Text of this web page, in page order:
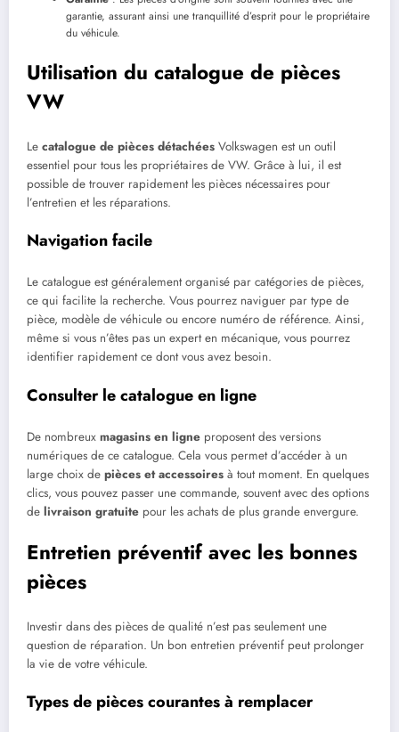
garantie, assurant ainsi une tranquillité d’esprit pour le propriétaire
du véhicule.
Utilisation du catalogue de pièces
VW
Le catalogue de pièces détachées Volkswagen est un outil
essentiel pour tous les propriétaires de VW. Grâce à lui, il est
possible de trouver rapidement les pièces nécessaires pour
l’entretien et les réparations.
Navigation facile
Le catalogue est généralement organisé par catégories de pièces,
ce qui facilite la recherche. Vous pourrez naviguer par type de
pièce, modèle de véhicule ou encore numéro de référence. Ainsi,
même si vous n’êtes pas un expert en mécanique, vous pourrez
identifier rapidement ce dont vous avez besoin.
Consulter le catalogue en ligne
De nombreux magasins en ligne proposent des versions
numériques de ce catalogue. Cela vous permet d’accéder à un
large choix de pièces et accessoires à tout moment. En quelques
clics, vous pouvez passer une commande, souvent avec des options
de livraison gratuite pour les achats de plus grande envergure.
Entretien préventif avec les bonnes
pièces
Investir dans des pièces de qualité n’est pas seulement une
question de réparation. Un bon entretien préventif peut prolonger
la vie de votre véhicule.
Types de pièces courantes à remplacer